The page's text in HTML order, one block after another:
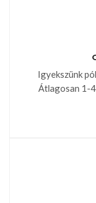
Igyekszünk
Átlagosan 1-